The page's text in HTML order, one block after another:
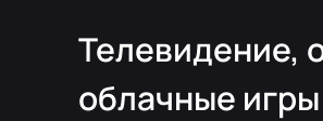
Телевидение,
облачные